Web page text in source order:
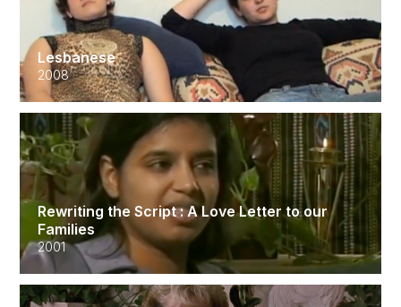
Lesbanese
2008
Rewriting the Script : A Love Letter to our
Families
2001